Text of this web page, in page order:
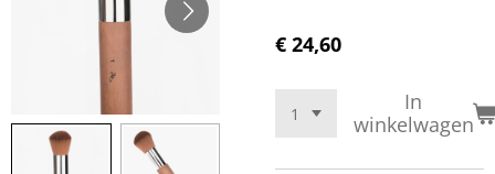
€ 24,60
In
winkelwagen